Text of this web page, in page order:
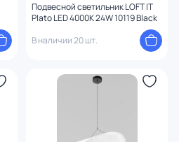
Подвесной светильник LOFT IT
Plato LED 4000K 24W 10119 Black
В наличии 20 шт.